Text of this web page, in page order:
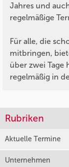
Jahres und
regelmäßige
Für alle, die
mitbringen,
über zwei Tage
regelmäßig in
Rubriken
Aktuelle Termine
Unternehmen